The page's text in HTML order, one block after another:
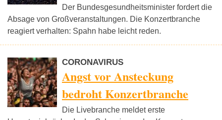
Der Bundesgesundheitsminister fordert die
Absage von Großveranstaltungen. Die Konzertbranche
reagiert verhalten: Spahn habe leicht reden.
CORONAVIRUS
Angst vor Ansteckung
bedroht Konzertbranche
Die Livebranche meldet erste